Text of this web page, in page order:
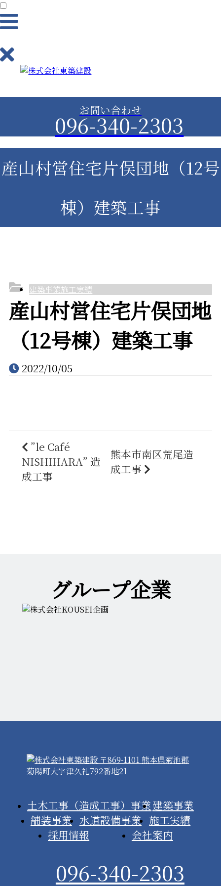
土木工事（造成工事）事業
建築事業
水道設備事業
施工実績
採用情報
お問い合わせ
096-340-2303
産山村営住宅片俣団地（12号
棟）建築工事
建築事業施工実績
産山村営住宅片俣団地
（12号棟）建築工事
2022/10/05
”le Café
NISHIHARA” 造
成工事
熊本市南区荒尾造
成工事
グループ企業
〒869-1101 熊本県菊池郡
菊陽町大字津久礼792番地21
土木工事（造成工事）事業建築事業
舗装事業 水道設備事業 施工実績
採用情報
会社案内
096-340-2303